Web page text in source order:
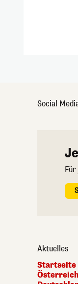
Social
Aktuelles
Startseite
Österreich